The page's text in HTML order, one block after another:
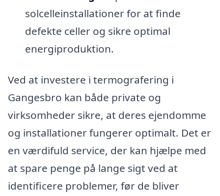
solcelleinstallationer for at finde
defekte celler og sikre optimal
energiproduktion.
Ved at investere i termografering i
Gangesbro kan både private og
virksomheder sikre, at deres ejendomme
og installationer fungerer optimalt. Det er
en værdifuld service, der kan hjælpe med
at spare penge på lange sigt ved at
identificere problemer, før de bliver